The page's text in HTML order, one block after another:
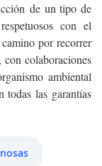
de un tipo de
con el
por recorrer
con colaboraciones
ambiental
todas las garantías